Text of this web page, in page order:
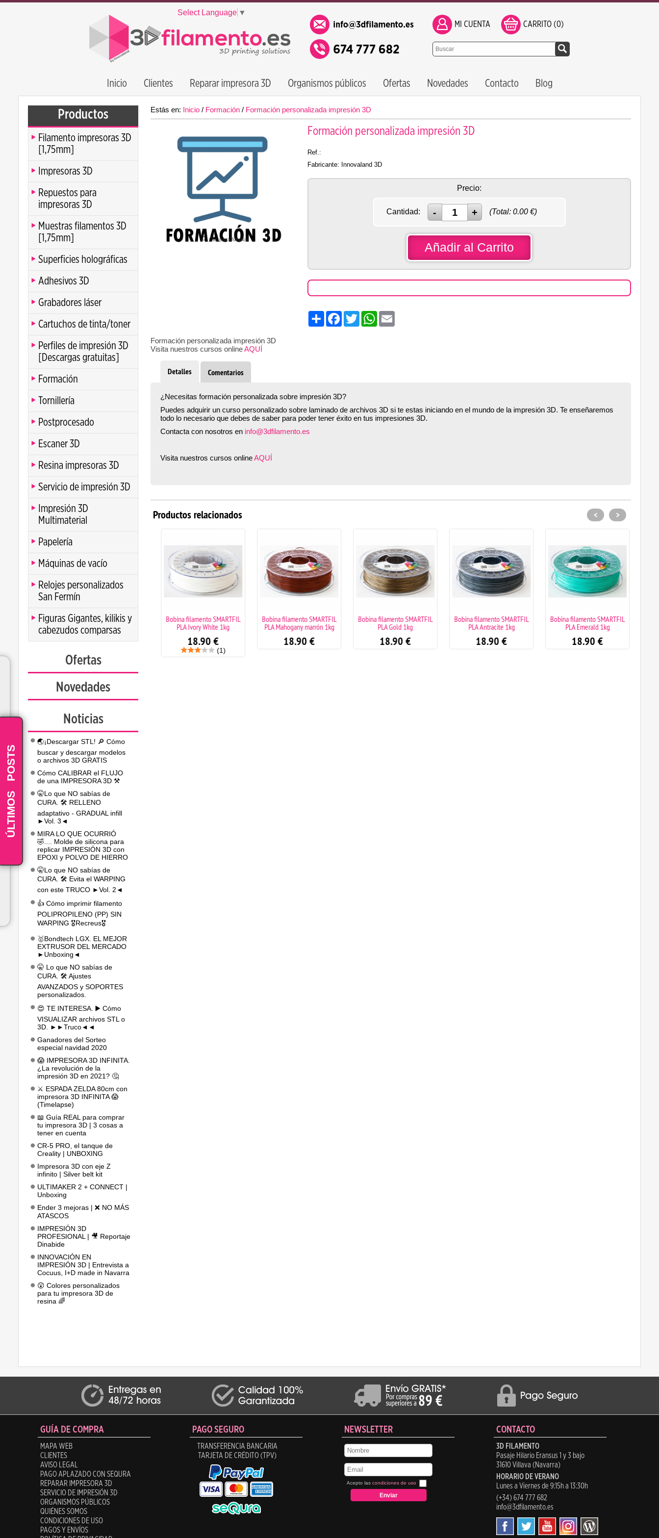
Select Language ▼
MI CUENTA CARRITO (0)
Inicio Clientes Reparar impresora 3D Organismos públicos Ofertas Novedades Contacto Blog
Productos
Filamento impresoras 3D
[1,75mm]
Impresoras 3D
Repuestos para
impresoras 3D
Muestras filamentos 3D
[1,75mm]
Superficies holográficas
Adhesivos 3D
Grabadores láser
Cartuchos de tinta/toner
Perfiles de impresión 3D
[Descargas gratuitas]
Formación
Tornillería
Postprocesado
Escaner 3D
Resina impresoras 3D
Servicio de impresión 3D
Impresión 3D
Multimaterial
Papelería
Máquinas de vacío
Relojes personalizados
San Fermín
Figuras Gigantes, kilikis y
cabezudos comparsas
Ofertas
Novedades
Noticias
🌏¡Descargar STL! 🔎 Cómo
buscar y descargar modelos
o archivos 3D GRATIS
Cómo CALIBRAR el FLUJO
de una IMPRESORA 3D ⚒️
🤫Lo que NO sabías de
CURA. 🛠️ RELLENO
adaptativo - GRADUAL infill
►Vol. 3◄
MIRA LO QUE OCURRIÓ
🤣.... Molde de silicona para
replicar IMPRESIÓN 3D con
EPOXI y POLVO DE HIERRO
🤫Lo que NO sabías de
CURA. 🛠️ Evita el WARPING
con este TRUCO ►Vol. 2◄
👍 Cómo imprimir filamento
POLIPROPILENO (PP) SIN
WARPING 🎖️Recreus🎖️
🥇Bondtech LGX. EL MEJOR
EXTRUSOR DEL MERCADO
►Unboxing◄
🤫 Lo que NO sabías de
CURA. 🛠️ Ajustes
AVANZADOS y SOPORTES
personalizados.
😍 TE INTERESA. ▶️ Cómo
VISUALIZAR archivos STL o
3D. ►►Truco◄◄
Ganadores del Sorteo
especial navidad 2020
😱 IMPRESORA 3D INFINITA.
¿La revolución de la
impresión 3D en 2021? 🤔
⚔️ ESPADA ZELDA 80cm con
impresora 3D INFINITA 😱
(Timelapse)
📖 Guía REAL para comprar
tu impresora 3D | 3 cosas a
tener en cuenta
CR-5 PRO, el tanque de
Creality | UNBOXING
Impresora 3D con eje Z
infinito | Silver belt kit
ULTIMAKER 2 + CONNECT |
Unboxing
Ender 3 mejoras | ❌ NO MÁS
ATASCOS
IMPRESIÓN 3D
PROFESIONAL | 🎥 Reportaje
Dinabide
INNOVACIÓN EN
IMPRESIÓN 3D | Entrevista a
Cocuus, I+D made in Navarra
😲 Colores personalizados
para tu impresora 3D de
resina 🌈
Estás en: Inicio / Formación / Formación personalizada impresión 3D
Clic para Ampliar
Formación personalizada impresión 3D
Ref.:
Fabricante: Innovaland 3D
Precio:
Cantidad: (Total: 0.00€)
Añadir al Carrito
Share Facebook
TwitterWhatsApp
Formación personalizada impresión 3D
Visita nuestros cursos onlineAQUÍ
Detalles Comentarios
¿Necesitas formación personalizada sobre impresión 3D?
Puedes adquirir un curso personalizado sobre laminado de archivos 3D si te estas iniciando en el mundo de la impresión 3D. Te enseñaremos
todo lo necesario que debes de saber para poder tener éxito en tus impresiones 3D.
Contacta con nosotros en info@3dfilamento.es
Visita nuestros cursos onlineAQUÍ
Productos relacionados
Bobina filamento SMARTFIL
PLA Smart Glow green
23.90€
Bobina filamento SMARTFIL
PLA Ivory White 1kg
18.90€
(1)
Bobina filamento SMARTFIL
PLA Mahogany marrón 1kg
18.90€
Bobina filamento SMARTFIL
PLA Gold 1kg
18.90€
Bobina filamento SMARTFIL
PLA Antracite 1kg
18.90€
Bobina filamento SMARTFIL
PLA Emerald 1kg
18.90€
< >
GUÍA DE COMPRA
MAPA WEB
CLIENTES
AVISO LEGAL
PAGO APLAZADO CON SEQURA
REPARAR IMPRESORA 3D
SERVICIO DE IMPRESIÓN 3D
ORGANISMOS PÚBLICOS
QUIÉNES SOMOS
CONDICIONES DE USO
PAGOS Y ENVÍOS
PAGO SEGURO
TRANSFERENCIA BANCARIA
TARJETA DE CRÉDITO (TPV)
NEWSLETTER
Acepto las condiciones de uso
CONTACTO
3D FILAMENTO
Pasaje Hilario Eransus 1 y 3 bajo
31610 Villava (Navarra)
HORARIO DE VERANO
Lunes a Viernes de 9:15h a 13:30h
(+34) 674 777 682
info@3dfilamento.es
ÚLTIMOS
POSTS